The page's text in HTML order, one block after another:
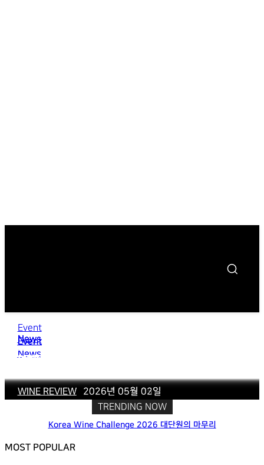
News
아르헨티나 말벡을 기념하는 시간, ‘Argentina
WINE REVIEW 2026년 04월 03일
News
2025 상반기 시장 분석과 하반기 전망 여전히
WINE REVIEW 2025년 07월 12일
News
한국 수입와인시장 2024년 시장 결산과 2025년
WINE REVIEW 2025년 01월 09일
News
WINE REVIEW 2025년 01월 06일
News
WINE REVIEW 2024년 08월 06일
Event
예술을 입은 스프링 시드, 와인으로 완성한 문화적
경험 비노파라다이스, 아티스트 마이큐와 손잡고
WINE REVIEW 2026년 07월 06일
Event
와인을 감상하고 예술을 맛보는 시간 제12회
WINE REVIEW 2026년 06월 15일
Event
‘보르사비니 서울 2026’, 변화하는 이탈리아 와인
WINE REVIEW 2026년 06월 03일
Event
스페인 와인의 가능성, 페나빈(FENAVIN)
WINE REVIEW 2026년 05월 03일
Event
봄 마심 2026
WINE REVIEW
2026년 05월 02일
TRENDING NOW
Korea Wine Challenge 2026 대단원의 마무리
MOST POPULAR